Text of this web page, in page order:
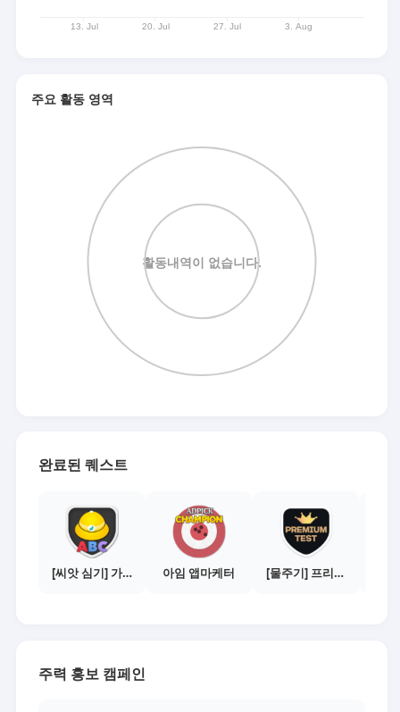
주요 활동 영역
완료된 퀘스트
[씨앗 심기] 가이드보기 - 매체별 활동 가이드 아임 앱마케터 [물주기] 프리미엄 테스트 통과하기
주력 홍보 캠페인